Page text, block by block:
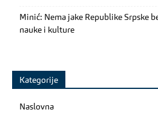
Minić: Nema jake Republike Srpske
nauke i kulture
Kategorije
Naslovna